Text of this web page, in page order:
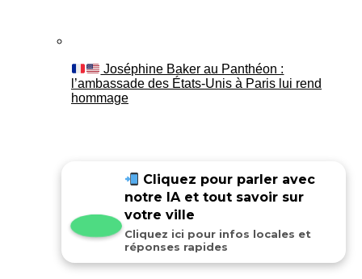
Joséphine Baker au Panthéon :
l’ambassade des États-Unis à Paris lui rend
hommage
Cliquez pour parler avec
notre IA et tout savoir sur
votre ville
Cliquez ici pour infos locales et
réponses rapides